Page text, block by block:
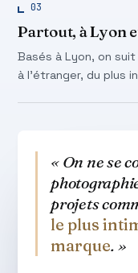
03
Partout, à Lyon
Basés à Lyon, on
à l'étranger, du plus
« On ne se
projets
le plus
marque. »